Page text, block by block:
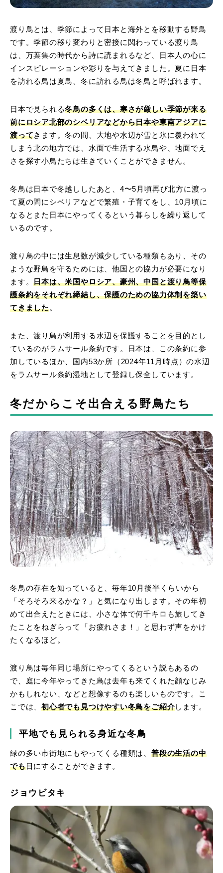
渡り鳥とは、季節によって日本と海外とを移動する野鳥
です。季節の移り変わりと密接に関わっている渡り鳥
は、万葉集の時代から詩に読まれるなど、日本人の心に
インスピレーションや彩りを与えてきました。夏に日本
を訪れる鳥は夏鳥、冬に訪れる鳥は冬鳥と呼ばれます。
日本で見られる冬鳥の多くは、寒さが厳しい季節が来る
前にロシア北部のシベリアなどから日本や東南アジアに
渡ってきます。冬の間、大地や水辺が雪と氷に覆われて
しまう北の地方では、水面で生活する水鳥や、地面でえ
さを探す小鳥たちは生きていくことができません。
冬鳥は日本で冬越ししたあと、4〜5月頃再び北方に渡っ
て夏の間にシベリアなどで繁殖・子育てをし、10月頃に
なるとまた日本にやってくるという暮らしを繰り返して
いるのです。
渡り鳥の中には生息数が減少している種類もあり、その
ような野鳥を守るためには、他国との協力が必要になり
ます。日本は、米国やロシア、豪州、中国と渡り鳥等保
護条約をそれぞれ締結し、保護のための協力体制を築い
てきました。
また、渡り鳥が利用する水辺を保護することを目的とし
ているのがラムサール条約です。日本は、この条約に参
加しているほか、国内53か所（2024年11月時点）の水辺
をラムサール条約湿地として登録し保全しています。
冬だからこそ出合える野鳥たち
冬鳥の存在を知っていると、毎年10月後半くらいから
「そろそろ来るかな？」と気になり出します。その年初
めて出合えたときには、小さな体で何千キロも旅してき
たことをねぎらって「お疲れさま！」と思わず声をかけ
たくなるほど。
渡り鳥は毎年同じ場所にやってくるという説もあるの
で、庭に今年やってきた鳥は去年も来てくれた顔なじみ
かもしれない、などと想像するのも楽しいものです。こ
こでは、初心者でも見つけやすい冬鳥をご紹介します。
平地でも見られる身近な冬鳥
緑の多い市街地にもやってくる種類は、普段の生活の中
でも目にすることができます。
ジョウビタキ